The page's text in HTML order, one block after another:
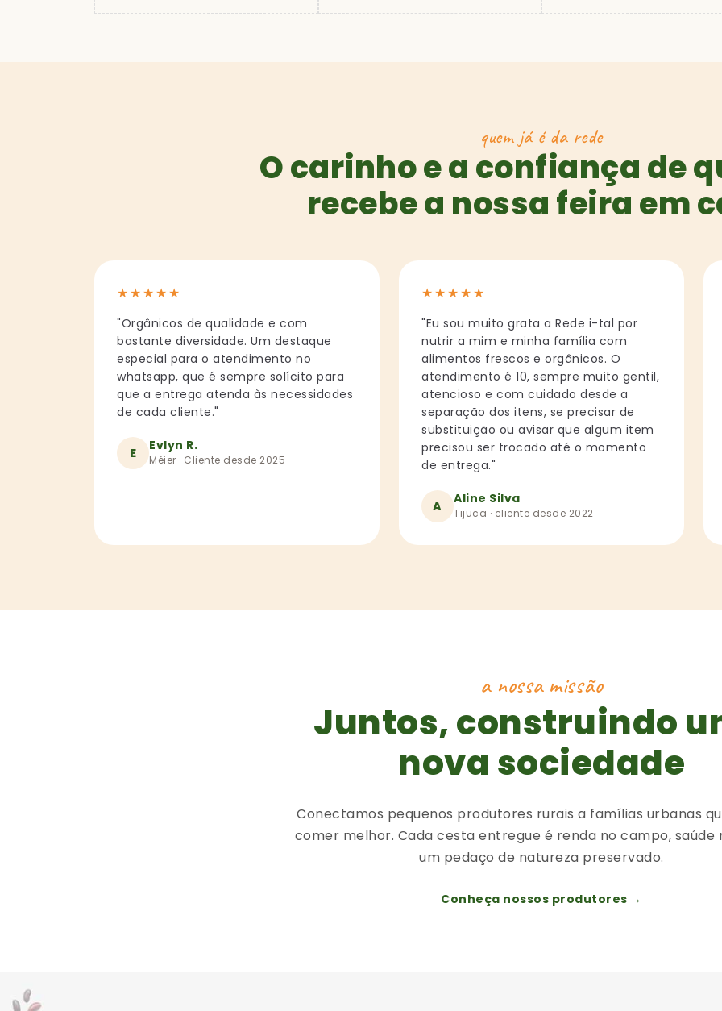
quem já é da rede
O carinho e a confiança de
recebe a nossa feira em
★★★★★
"Orgânicos de qualidade e com
bastante diversidade. Um destaque
especial para o atendimento no
whatsapp, que é sempre solícito para
que a entrega atenda às necessidades
de cada cliente."
E Evlyn R.
Méier · Cliente desde 2025
★★★★★
"Eu sou muito grata a Rede i-tal por
nutrir a mim e minha família com
alimentos frescos e orgânicos. O
atendimento é 10, sempre muito gentil,
atencioso e com cuidado desde a
separação dos itens, se precisar de
substituição ou avisar que algum item
precisou ser trocado até o momento
de entrega."
A Aline Silva
Tijuca · cliente desde 2022
a nossa missão
Juntos, construindo
nova sociedade
Conectamos pequenos produtores rurais a famílias urbanas
comer melhor. Cada cesta entregue é renda no campo, saúde
um pedaço de natureza preservado.
Conheça nossos produtores →